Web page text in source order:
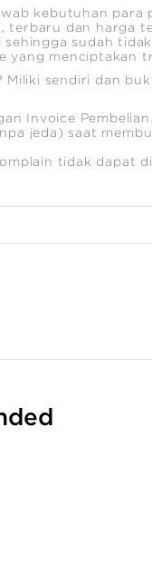
kebutuhan para
terbaru dan harga
sudah
yang menciptakan
Miliki sendiri dan
Invoice Pembelian.
jeda) saat
tidak dapat